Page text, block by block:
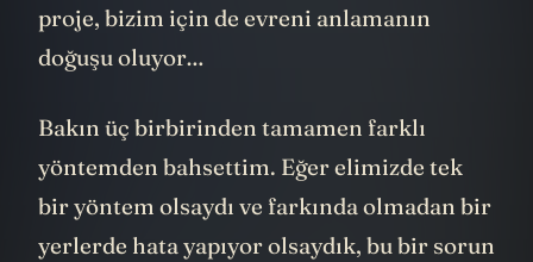
proje, bizim için de evreni anlamanın
doğuşu oluyor…
Bakın üç birbirinden tamamen farklı
yöntemden bahsettim. Eğer elimizde tek
bir yöntem olsaydı ve farkında olmadan bir
yerlerde hata yapıyor olsaydık, bu bir sorun